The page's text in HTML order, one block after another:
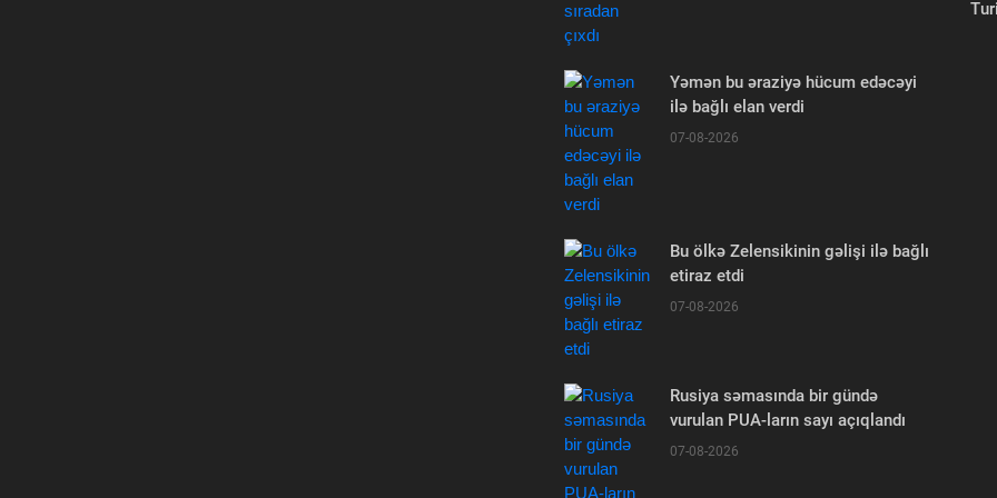
Yəmən bu əraziyə hücum edəcəyi
ilə bağlı elan verdi
07-08-2026
Bu ölkə Zelensikinin gəlişi ilə bağlı
etiraz etdi
07-08-2026
Rusiya səmasında bir gündə
vurulan PUA-ların sayı açıqlandı
07-08-2026